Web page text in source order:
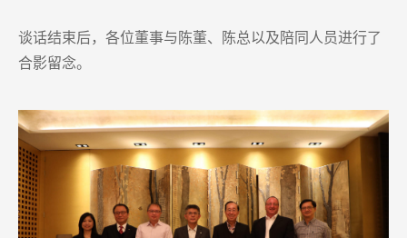
谈话结束后，各位董事与陈董、陈总以及陪同人员进行了
合影留念。